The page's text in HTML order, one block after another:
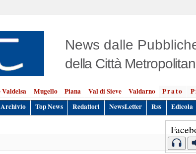
News dalle
della Città
Valdelsa Mugello Piana Val di Sieve Valdarno Prato
Archivio Top News Redattori NewsLetter Rss Edicola